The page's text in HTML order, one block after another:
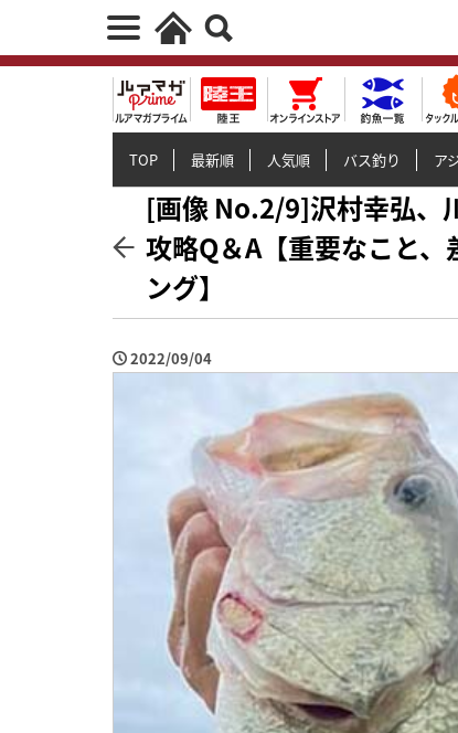
TOP 最新順 人気順 バス釣り ア
[画像 No.2/9]沢村幸弘、
攻略Q＆A【重要なこと
ング】
2022/09/04